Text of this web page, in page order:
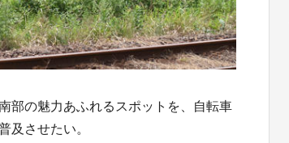
部の魅力あふれるスポットを、自転車
及させたい。